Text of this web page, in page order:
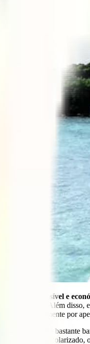
é possível e
Koh Rong. Além disso,
los facilmente por
– também é bastante
um país dolarizado,